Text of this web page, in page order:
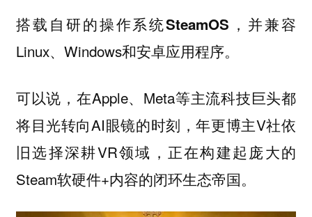
搭载自研的操作系统SteamOS ，并兼容
Linux、Windows和安卓应用程序。
可以说，在Apple、Meta等主流科技巨头都
将目光转向AI眼镜的时刻，年更博主V社依
旧选择深耕VR领域，正在构建起庞大的
Steam软硬件+内容的闭环生态帝国。